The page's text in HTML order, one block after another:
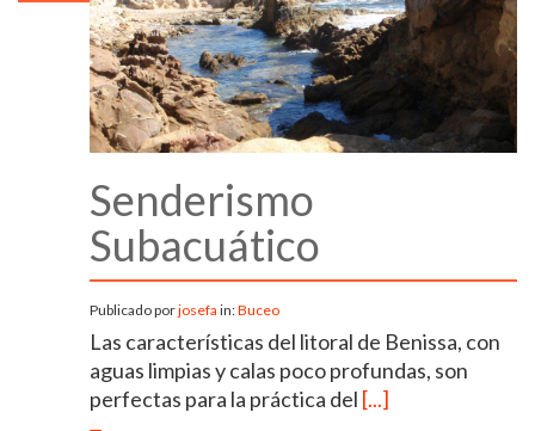
Senderismo
Subacuático
Publicado porjosefa in:Buceo
Las características del litoral de Benissa, con
aguas limpias y calas poco profundas, son
perfectas para la práctica del [...]